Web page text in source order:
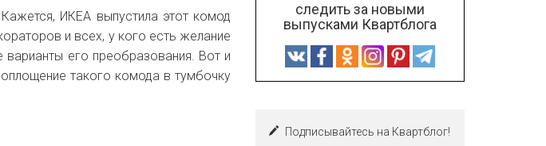
ИКЕА выпустила этот комод
и всех, у кого есть желание
его преобразования. Вот и
такого комода в тумбочку
следить за новыми
выпусками Квартблога
Подписывайтесь на Квартблог!